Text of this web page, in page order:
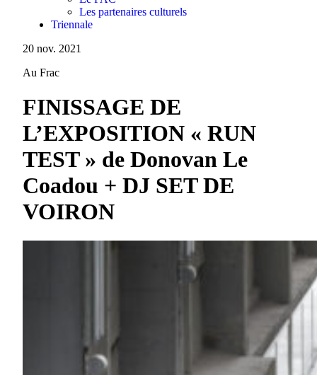
Les partenaires culturels
Triennale
20 nov. 2021
Au Frac
FINISSAGE DE
L’EXPOSITION « RUN
TEST » de Donovan Le
Coadou + DJ SET DE
VOIRON